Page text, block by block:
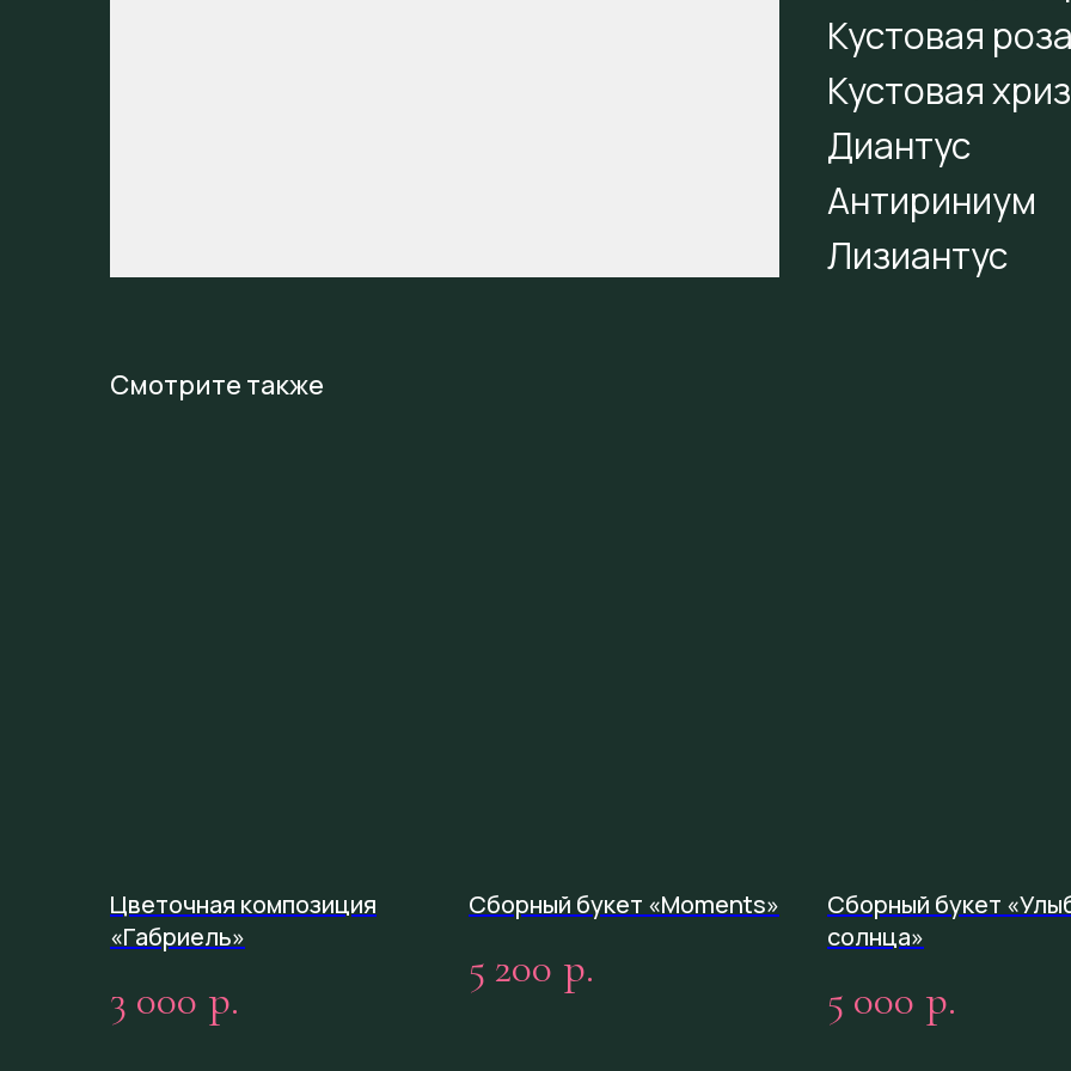
Кустовая роза
Кустовая
Диантус
Антириниум
Лизиантус
Смотрите также
Цветочная композиция
«Габриель»
3 000 р.
Сборный букет «Moments»
5 200 р.
Сборный букет
солнца»
5 000 р.